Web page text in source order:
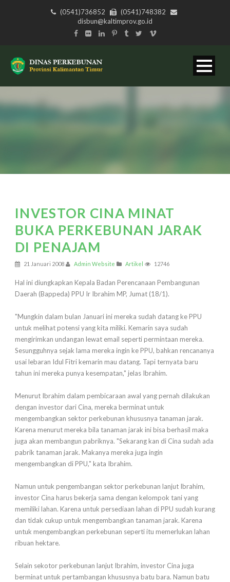
(0541)736852
(0541)748382
disbun@kaltimprov.go.id
INVESTOR CINA MINAT
BUKA PERKEBUNAN JARAK
DI PENAJAM
21 Januari 2008 Admin Website Artikel 12746
Hal ini diungkapkan Kepala Badan Perencanaan Pembangunan
Daerah (Bappeda) PPU Ir Ibrahim MP, Jumat (18/1).
"Mungkin dalam bulan Januari ini mereka sudah datang ke PPU
untuk melihat potensi yang kita miliki. Kemarin saya sudah
mengirimkan undangan lewat email seperti permintaan mereka.
Sesungguhnya sejak lama mereka ingin ke PPU, bahkan rencananya
usai lebaran Idul Fitri kemarin mau datang. Tapi ternyata baru
tahun ini mereka punya kesempatan," jelas Ibrahim.
Menurut Ibrahim dalam pembicaraan awal yang pernah dilakukan
dengan investor dari Cina, mereka berminat untuk
mengembangkan sektor perkebunan khususnya tanaman jarak.
Karena menurut mereka bila tanaman jarak ini bisa berhasil maka
juga akan membangun pabriknya. "Sekarang kan di Cina sudah ada
pabrik tanaman jarak. Makanya mereka juga ingin
mengembangkan di PPU," kata Ibrahim.
Namun untuk pengembangan sektor perkebunan lanjut Ibrahim,
investor Cina harus bekerja sama dengan kelompok tani yang
memiliki lahan. Karena untuk persediaan lahan di PPU sudah kurang
dan tidak cukup untuk mengembangkan tanaman jarak. Karena
untuk mengembangkan perkebunan seperti itu memerlukan lahan
ribuan hektare.
Selain sekotor perkebunan lanjut Ibrahim, investor Cina juga
berminat untuk pertambangan khususnya batu bara. Namun batu